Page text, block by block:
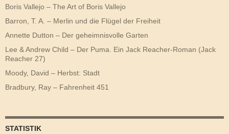
Boris Vallejo – The Art of Boris Vallejo
Barron, T. A. – Merlin und die Flügel der Freiheit
Annette Dutton – Der geheimnisvolle Garten
Lee & Andrew Child – Der Puma. Ein Jack Reacher-Roman (Jack
Reacher 27)
Moody, David – Herbst: Stadt
Bradbury, Ray – Fahrenheit 451
STATISTIK